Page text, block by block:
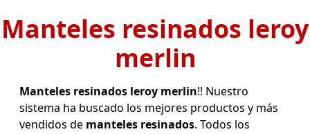
Manteles resinados leroy
merlin
Manteles resinados leroy merlin!! Nuestro
sistema ha buscado los mejores productos y más
vendidos de manteles resinados. Todos los